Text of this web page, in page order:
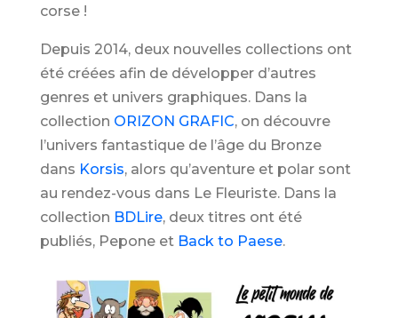
corse !
Depuis 2014, deux nouvelles collections ont
été créées afin de développer d’autres
genres et univers graphiques. Dans la
collection ORIZON GRAFIC, on découvre
l’univers fantastique de l’âge du Bronze
dans Korsis, alors qu’aventure et polar sont
au rendez-vous dans Le Fleuriste. Dans la
collection BDLire, deux titres ont été
publiés, Pepone et Back to Paese.